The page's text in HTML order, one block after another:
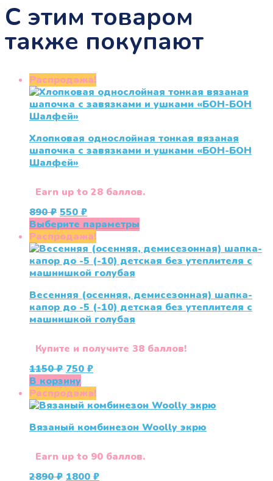
С этим товаром
также покупают
Распродажа!
Хлопковая однослойная тонкая вязаная
шапочка с завязками и ушками «БОН-БОН
Шалфей»
Earn up to 28 баллов.
890₽ Первоначальная
цена
составляла
890 ₽.
550₽Текущая
цена:
550 ₽.
Выберите параметры
имеет
несколько
можно
выбрать
товара.
Распродажа!
Весенняя (осенняя, демисезонная) шапка-
капор до -5 (-10) детская без утеплителя с
машнишкой голубая
Купите и получите 38 баллов!
1150₽ Первоначальная
цена
составляла
1150 ₽.
750₽Текущая
750 ₽.
В корзину
Распродажа!
Вязаный комбинезон Woolly экрю
Earn up to 90 баллов.
2890₽ Первоначальная
1800₽Текущая